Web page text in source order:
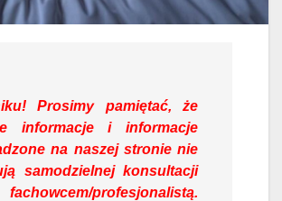
Prosimy pamiętać, że
informacje i informacje
na naszej stronie nie
samodzielnej konsultacji
profesjonalistą.